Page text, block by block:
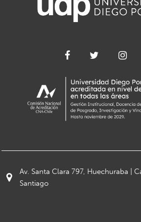
Av. Santa Clara 797, Huechuraba |
Santiago